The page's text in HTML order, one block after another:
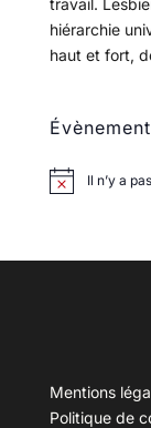
hiérarchie
haut et fort,
Il n’y a
Mentions
Politique de